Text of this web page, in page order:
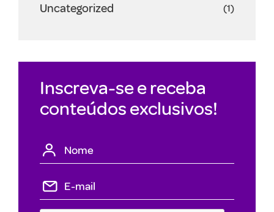
Uncategorized (1)
Inscreva-se e receba
conteúdos exclusivos!